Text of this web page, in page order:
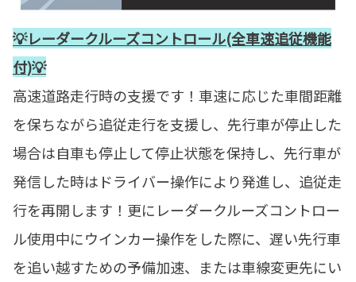
💡レーダークルーズコントロール(全車速追従機能
付)💡
高速道路走行時の支援です！車速に応じた車間距離
を保ちながら追従走行を支援し、先行車が停止した
場合は自車も停止して停止状態を保持し、先行車が
発信した時はドライバー操作により発進し、追従走
行を再開します！更にレーダークルーズコントロー
ル使用中にウインカー操作をした際に、遅い先行車
を追い越すための予備加速、または車線変更先にい